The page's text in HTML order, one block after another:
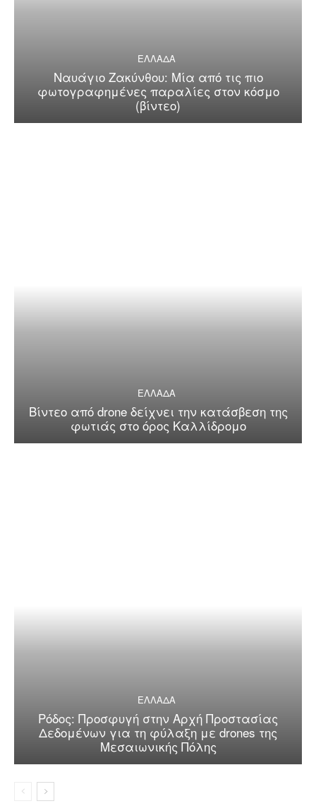
ΕΛΛΑΔΑ
Ναυάγιο Ζακύνθου: Μία από τις πιο
φωτογραφημένες παραλίες στον κόσμο
(βίντεο)
ΕΛΛΑΔΑ
Βίντεο από drone δείχνει την κατάσβεση της
φωτιάς στο όρος Καλλίδρομο
ΕΛΛΑΔΑ
Ρόδος: Προσφυγή στην Αρχή Προστασίας
Δεδομένων για τη φύλαξη με drones της
Μεσαιωνικής Πόλης